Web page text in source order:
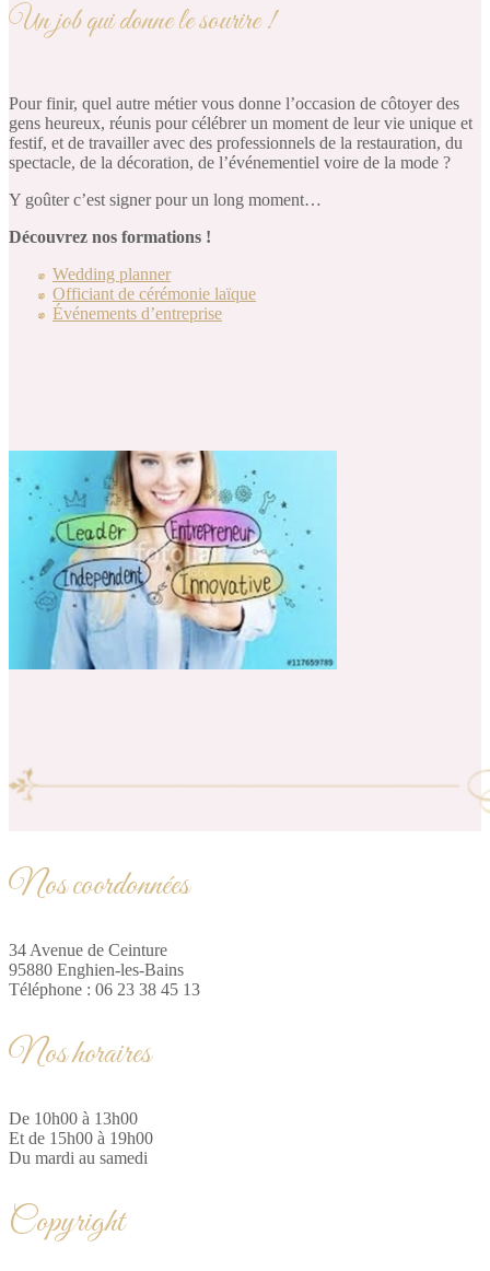
Un job qui donne le sourire !
Pour finir, quel autre métier vous donne l’occasion de côtoyer des
gens heureux, réunis pour célébrer un moment de leur vie unique et
festif, et de travailler avec des professionnels de la restauration, du
spectacle, de la décoration, de l’événementiel voire de la mode ?
Y goûter c’est signer pour un long moment…
Découvrez nos formations !
Wedding planner
Officiant de cérémonie laïque
Événements d’entreprise
Nos coordonnées
34 Avenue de Ceinture
95880 Enghien-les-Bains
Téléphone : 06 23 38 45 13
Nos horaires
De 10h00 à 13h00
Et de 15h00 à 19h00
Du mardi au samedi
Copyright